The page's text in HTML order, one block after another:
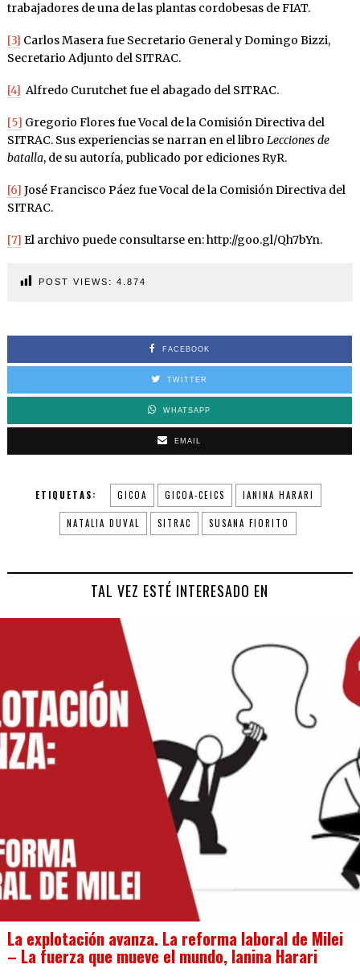
trabajadores de una de las plantas cordobesas de FIAT.
[3] Carlos Masera fue Secretario General y Domingo Bizzi,
Secretario Adjunto del SITRAC.
[4] Alfredo Curutchet fue el abagado del SITRAC.
[5] Gregorio Flores fue Vocal de la Comisión Directiva del
SITRAC. Sus experiencias se narran en el libro Lecciones de
batalla, de su autoría, publicado por ediciones RyR.
[6] José Francisco Páez fue Vocal de la Comisión Directiva del
SITRAC.
[7] El archivo puede consultarse en: http://goo.gl/Qh7bYn.
POST VIEWS: 4.874
FACEBOOK
TWITTER
WHATSAPP
EMAIL
ETIQUETAS: GICOA GICOA-CEICS IANINA HARARI
NATALIA DUVAL SITRAC SUSANA FIORITO
TAL VEZ ESTÉ INTERESADO EN
La explotación avanza. La reforma laboral de Milei
– La fuerza que mueve el mundo, Ianina Harari